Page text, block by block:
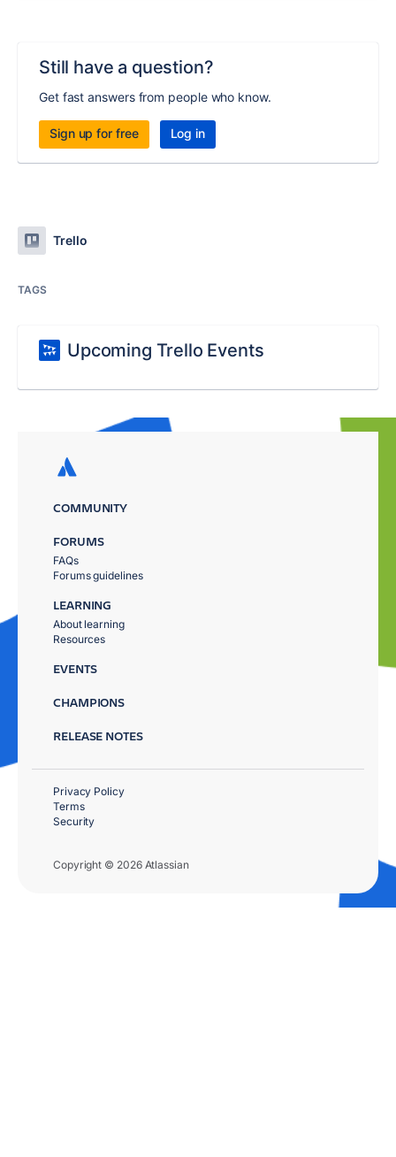
Still have a question?
Get fast answers from people who know.
Sign up for free Log in
Trello
TAGS
Upcoming Trello Events
COMMUNITY
FORUMS
FAQs
Forums guidelines
LEARNING
About learning
Resources
EVENTS
CHAMPIONS
RELEASE NOTES
Copyright © 2026 Atlassian
Privacy Policy
Terms
Security